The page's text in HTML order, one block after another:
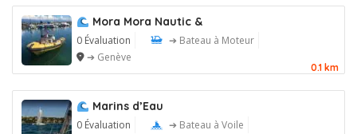
Mora Mora Nautic &
0 Évaluation
➔ Bateau à Moteur
➔ Genève
0.1 km
Marins d’Eau
0 Évaluation
➔ Bateau à Voile